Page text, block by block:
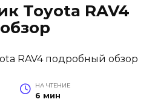
Toyota RAV4
НА ЧТЕНИЕ
6 мин